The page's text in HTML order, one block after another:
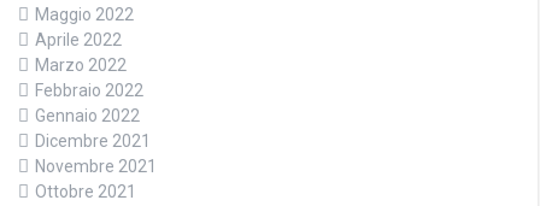
Maggio 2022
Aprile 2022
Marzo 2022
Febbraio 2022
Gennaio 2022
Dicembre 2021
Novembre 2021
Ottobre 2021